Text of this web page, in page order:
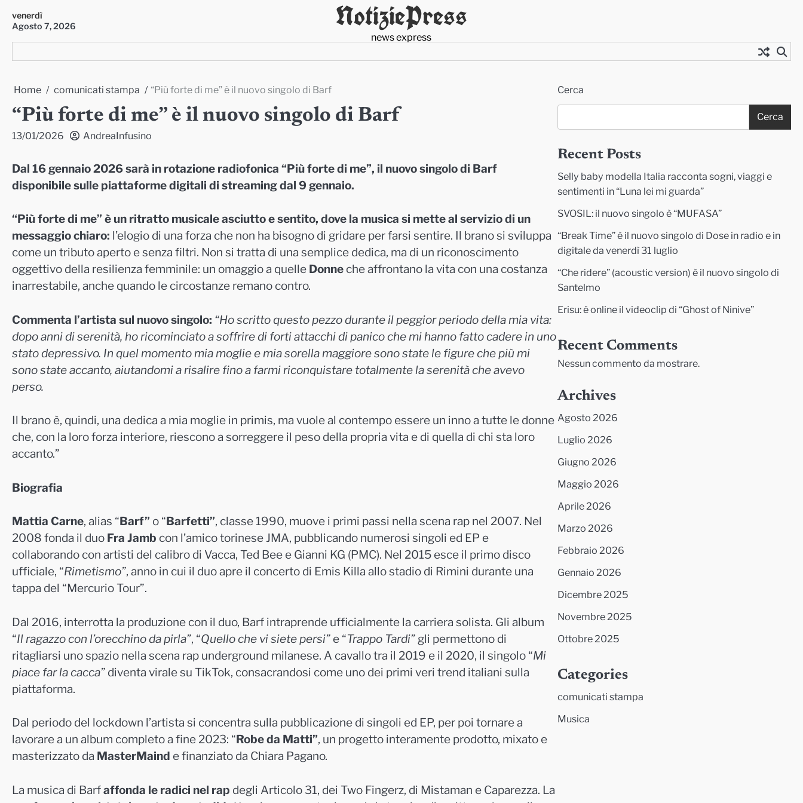
content
venerdì
Agosto 7, 2026
NotiziePress
news express
Home comunicati stampa “Più forte di me” è il nuovo singolo di Barf
“Più forte di me” è il nuovo singolo di Barf
13/01/2026 AndreaInfusino
Dal 16 gennaio 2026 sarà in rotazione radiofonica “Più forte di me”, il nuovo singolo di Barf
disponibile sulle piattaforme digitali di streaming dal 9 gennaio.
“Più forte di me” è un ritratto musicale asciutto e sentito, dove la musica si mette al servizio di un
messaggio chiaro: l’elogio di una forza che non ha bisogno di gridare per farsi sentire. Il brano si sviluppa
come un tributo aperto e senza filtri. Non si tratta di una semplice dedica, ma di un riconoscimento
oggettivo della resilienza femminile: un omaggio a quelle Donne che affrontano la vita con una costanza
inarrestabile, anche quando le circostanze remano contro.
Commenta l’artista sul nuovo singolo: “Ho scritto questo pezzo durante il peggior periodo della mia vita:
dopo anni di serenità, ho ricominciato a soffrire di forti attacchi di panico che mi hanno fatto cadere in uno
stato depressivo. In quel momento mia moglie e mia sorella maggiore sono state le figure che più mi
sono state accanto, aiutandomi a risalire fino a farmi riconquistare totalmente la serenità che avevo
perso.
Il brano è, quindi, una dedica a mia moglie in primis, ma vuole al contempo essere un inno a tutte le donne
che, con la loro forza interiore, riescono a sorreggere il peso della propria vita e di quella di chi sta loro
accanto.”
Biografia
Mattia Carne, alias “Barf” o “Barfetti”, classe 1990, muove i primi passi nella scena rap nel 2007. Nel
2008 fonda il duo Fra Jamb con l’amico torinese JMA, pubblicando numerosi singoli ed EP e
collaborando con artisti del calibro di Vacca, Ted Bee e Gianni KG (PMC). Nel 2015 esce il primo disco
ufficiale, “Rimetismo”, anno in cui il duo apre il concerto di Emis Killa allo stadio di Rimini durante una
tappa del “Mercurio Tour”.
Dal 2016, interrotta la produzione con il duo, Barf intraprende ufficialmente la carriera solista. Gli album
“Il ragazzo con l’orecchino da pirla”, “Quello che vi siete persi” e “Trappo Tardi”gli permettono di
ritagliarsi uno spazio nella scena rap underground milanese. A cavallo tra il 2019 e il 2020, il singolo “Mi
piace far la cacca” diventa virale su TikTok, consacrandosi come uno dei primi veri trend italiani sulla
piattaforma.
Dal periodo del lockdown l’artista si concentra sulla pubblicazione di singoli ed EP, per poi tornare a
lavorare a un album completo a fine 2023: “Robe da Matti”, un progetto interamente prodotto, mixato e
masterizzato da MasterMaind e finanziato da Chiara Pagano.
La musica di Barfaffonda le radici nel rap degli Articolo 31, dei Two Fingerz, di Mistaman e Caparezza. La
Cerca
Cerca
Recent Posts
Selly baby modella Italia racconta sogni, viaggi e
sentimenti in “Luna lei mi guarda”
SVOSIL: il nuovo singolo è “MUFASA”
“Break Time” è il nuovo singolo di Dose in radio e in
digitale da venerdì 31 luglio
“Che ridere” (acoustic version) è il nuovo singolo di
Santelmo
Erisu: è online il videoclip di “Ghost of Ninive”
Recent Comments
Nessun commento da mostrare.
Archives
Agosto 2026
Luglio 2026
Giugno 2026
Maggio 2026
Aprile 2026
Marzo 2026
Febbraio 2026
Gennaio 2026
Dicembre 2025
Novembre 2025
Ottobre 2025
Categories
comunicati stampa
Musica